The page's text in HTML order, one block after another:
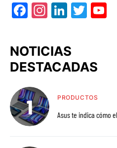
Facebook
Instagram
LinkedIn
NOTICIAS
DESTACADAS
PRODUCTOS
Asus te indica cómo